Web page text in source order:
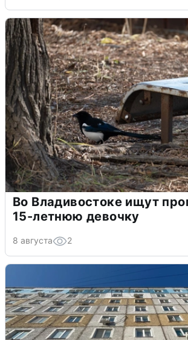
Во Владивостоке ищут
15-летнюю девочку
8 августа 2